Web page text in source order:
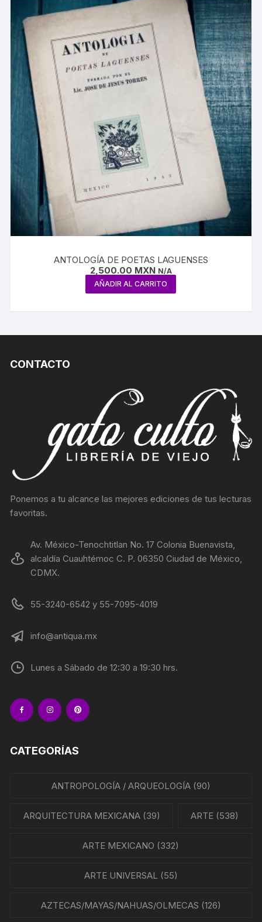
ANTOLOGÍA DE POETAS LAGUENSES
2,500.00 MXN N/A
AÑADIR AL CARRITO
CONTACTO
Ponemos a tu alcance las mejores ediciones de tus lecturas
favoritas.
Av. México-Tenochtitlan No. 17 Colonia Buenavista,
alcaldía Cuauhtémoc C. P. 06350 Ciudad de México,
CDMX.
55-3240-6542 y 55-7095-4019
info@antiqua.mx
Lunes a Sábado de 12:30 a 19:30 hrs.
CATEGORÍAS
ANTROPOLOGÍA / ARQUEOLOGÍA(90)
ARQUITECTURA MEXICANA(39) ARTE (538)
ARTE MEXICANO (332)
ARTE UNIVERSAL (55)
AZTECAS/MAYAS/NAHUAS/OLMECAS (126)